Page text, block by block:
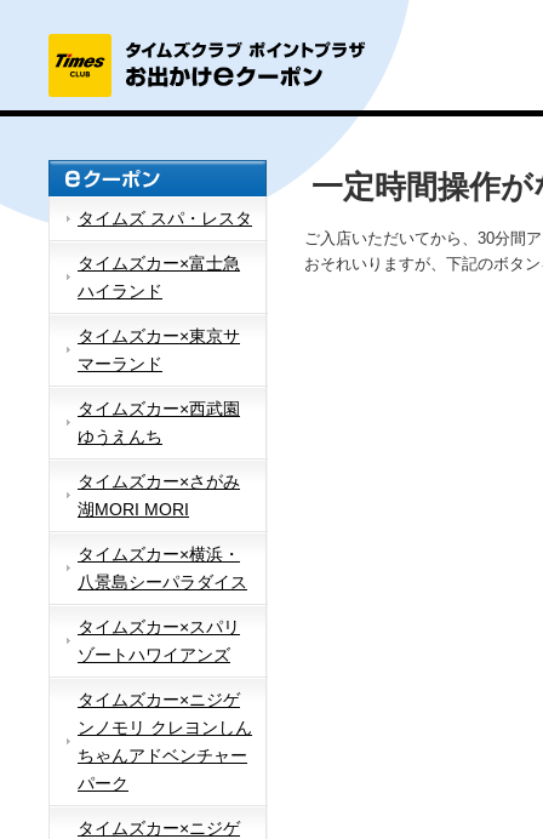
タイムズ スパ・レスタ
タイムズカー×富士急
ハイランド
タイムズカー×東京サ
マーランド
タイムズカー×西武園
ゆうえんち
タイムズカー×さがみ
湖MORI MORI
タイムズカー×横浜・
八景島シーパラダイス
タイムズカー×スパリ
ゾートハワイアンズ
タイムズカー×ニジゲ
ンノモリ クレヨンしん
ちゃんアドベンチャー
パーク
タイムズカー×ニジゲ
一定時間操作
ご入店いただいてから、30分間
おそれいりますが、下記のボタ